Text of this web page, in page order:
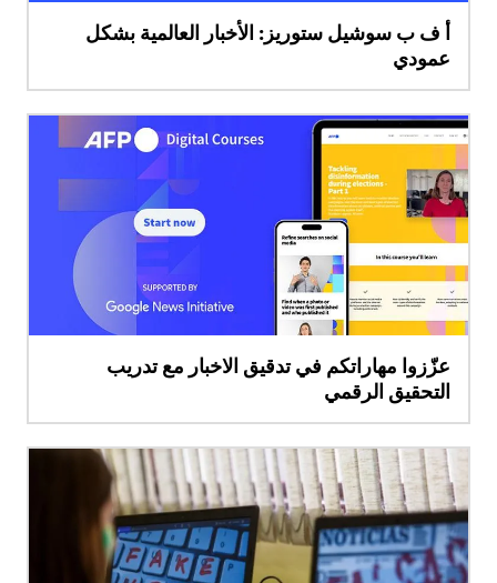
أ ف ب سوشيل ستوريز: الأخبار العالمية بشكل
عمودي
عزّزوا مهاراتكم في تدقيق الاخبار مع تدريب
التحقيق الرقمي